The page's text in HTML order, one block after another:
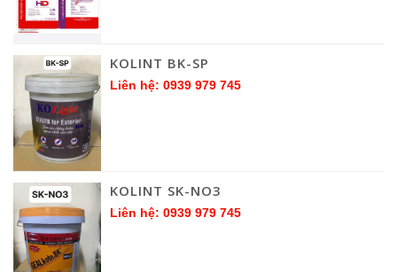
KOLINT BK-SP
Liên hệ: 0939 979 745
KOLINT SK-NO3
Liên hệ: 0939 979 745